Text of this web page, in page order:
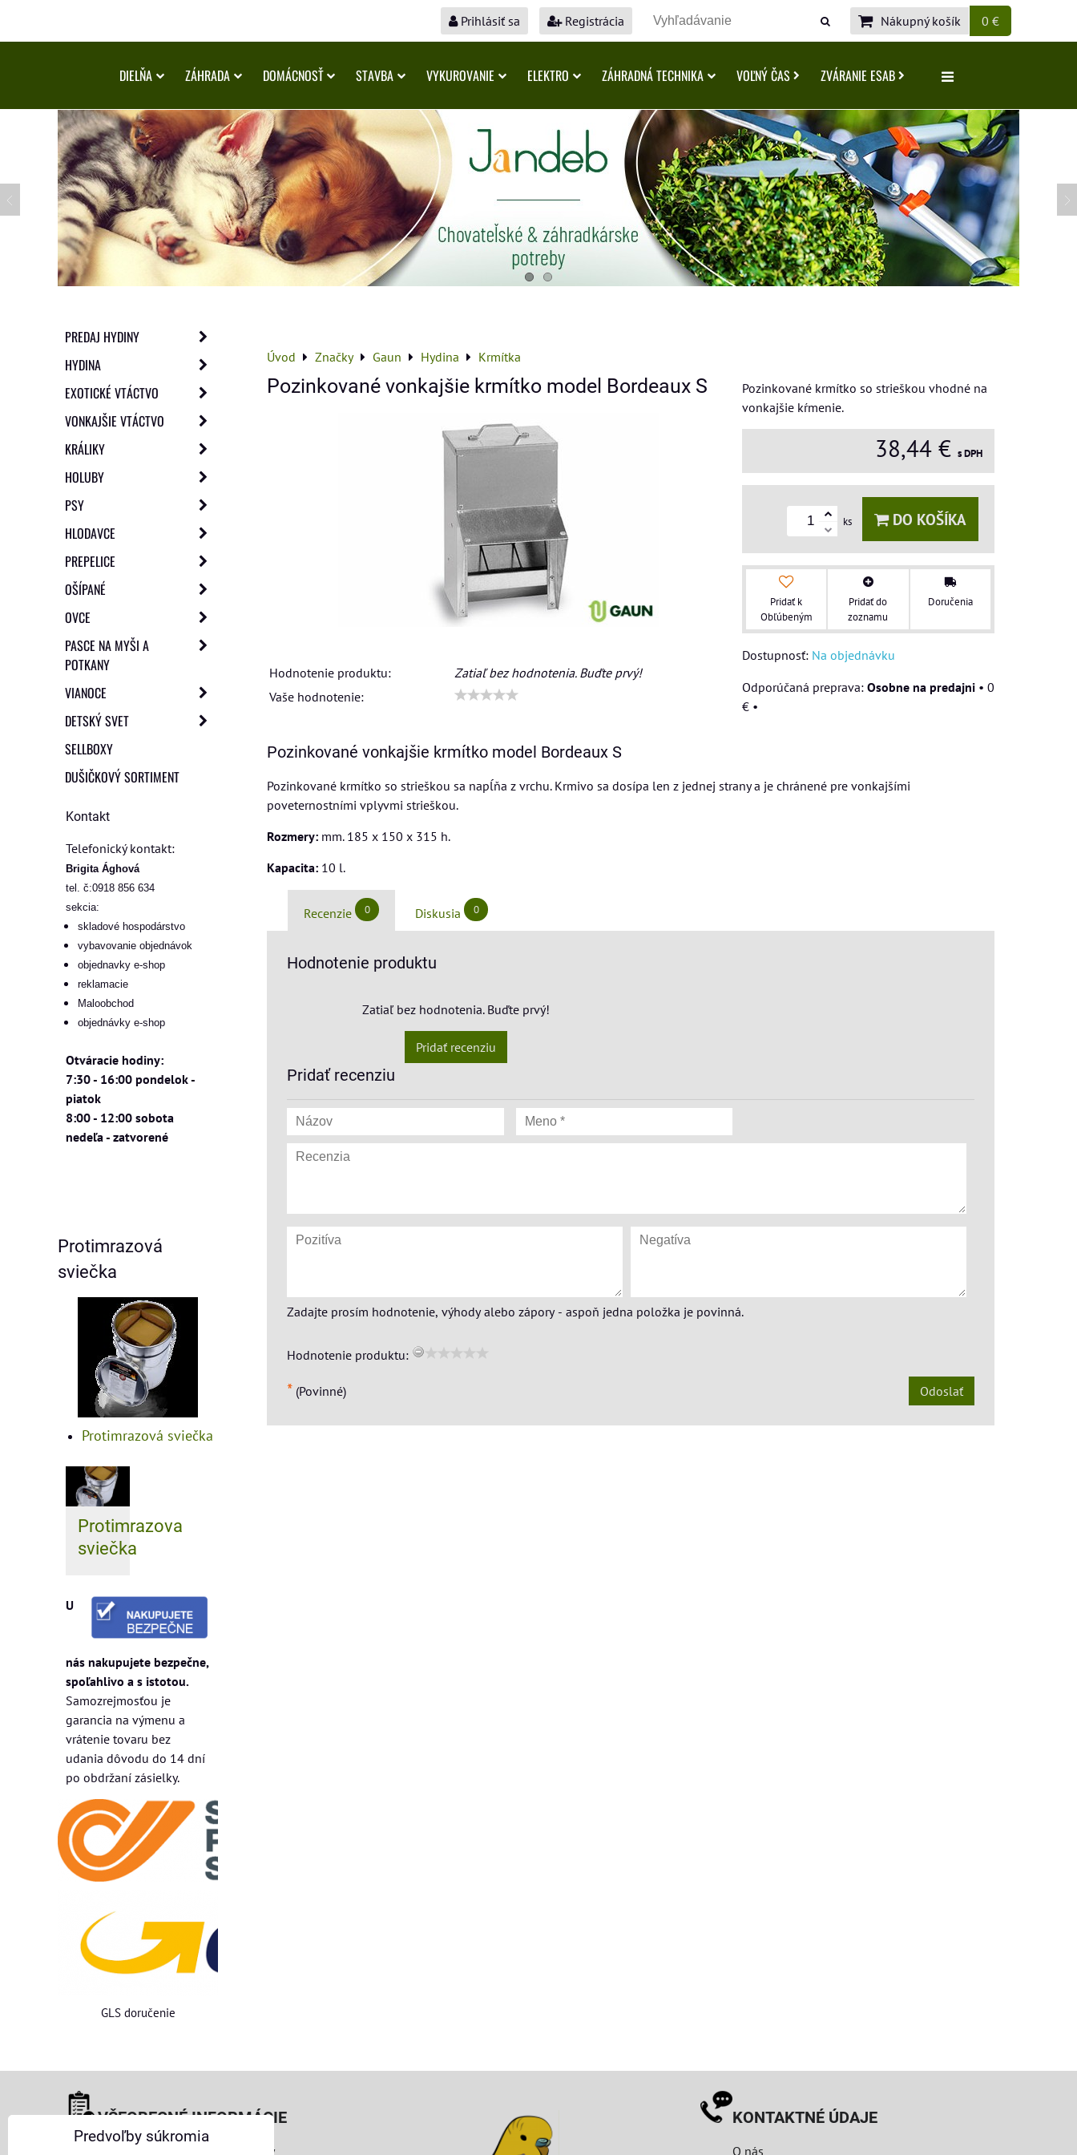
Prihlásiť sa Registrácia Nákupný košík 0 €
DIELŇA ZÁHRADA DOMÁCNOSŤ STAVBA VYKUROVANIE ELEKTRO ZÁHRADNÁ TECHNIKA VOĽNÝ ČAS ZVÁRANIE ESAB
Úvod Značky Gaun Hydina Krmítka
Pozinkované vonkajšie krmítko model Bordeaux S
Hodnotenie produktu:
Zatiaľ bez hodnotenia. Buďte prvý!
Vaše hodnotenie:
Pozinkované krmítko so strieškou vhodné na
vonkajšie kŕmenie.
38,44 € s DPH
ks DO KOŠÍKA
Pridať k
Obľúbeným
Pridať do
zoznamu
Doručenia
Dostupnosť: Na objednávku
Osobne na predajni • 0
€ •
Pozinkované vonkajšie krmítko model Bordeaux S
Pozinkované krmítko so strieškou sa napĺňa z vrchu. Krmivo sa dosípa len z jednej strany a je chránené pre vonkajšími
poveternostními vplyvmi strieškou.
Rozmery: mm. 185 x 150 x 315 h.
Kapacita: 10 l.
Recenzie 0 Diskusia 0
Hodnotenie produktu
Zatiaľ bez hodnotenia. Buďte prvý!
Pridať recenziu
Pridať recenziu
Zadajte prosím hodnotenie, výhody alebo zápory - aspoň jedna položka je povinná.
Hodnotenie produktu:
* (Povinné) Odoslať
PREDAJ HYDINY
HYDINA
EXOTICKÉ VTÁCTVO
VONKAJŠIE VTÁCTVO
KRÁLIKY
HOLUBY
PSY
HLODAVCE
PREPELICE
OŠÍPANÉ
OVCE
PASCE NA MYŠI A
POTKANY
VIANOCE
DETSKÝ SVET
SELLBOXY
DUŠIČKOVÝ SORTIMENT
Kontakt
Telefonický kontakt:
Brigita Ághová
tel. č:0918 856 634
sekcia:
skladové hospodárstvo
vybavovanie objednávok
objednavky e-shop
reklamacie
Maloobchod
objednávky e-shop
Otváracie hodiny:
7:30 - 16:00 pondelok -
piatok
8:00 - 12:00 sobota
nedeľa - zatvorené
Protimrazová
sviečka
Protimrazová sviečka
Protimrazova
sviečka
U
nás nakupujete bezpečne,
spoľahlivo a s istotou.
Samozrejmosťou je
garancia na výmenu a
vrátenie tovaru bez
udania dôvodu do 14 dní
po obdržaní zásielky.
GLS doručenie
VŠEOBECNÉ INFORMÁCIE
Obchodné podmienky pre osoby
KONTAKTNÉ ÚDAJE
O nás
Predvoľby súkromia